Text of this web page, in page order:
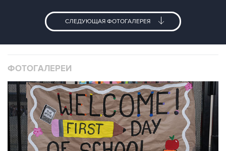
СЛЕДУЮЩАЯ ФОТОГАЛЕРЕЯ
ФОТОГАЛЕРЕИ